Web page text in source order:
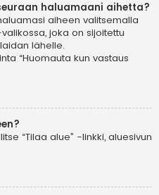
haluamaani aihetta?
aiheen valitsemalla
joka on sijoitettu
lähelle.
“Huomauta kun vastaus
“Tilaa alue” -linkki, aluesivun